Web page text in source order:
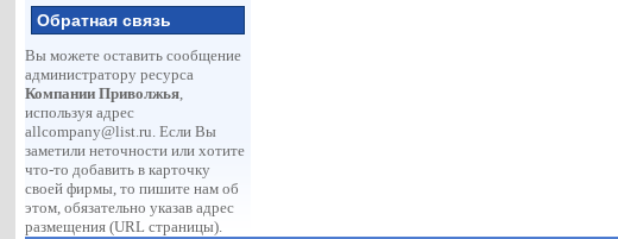
Обратная связь
Вы можете оставить сообщение
администратору ресурса
Компании Приволжья,
используя адрес
allcompany@list.ru. Если Вы
заметили неточности или хотите
что-то добавить в карточку
своей фирмы, то пишите нам об
этом, обязательно указав адрес
размещения (URL страницы).